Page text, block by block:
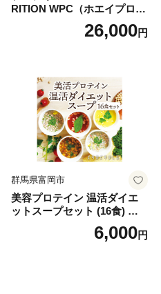
RITION WPC（ホエイプロテ
イン）＜プレーン＞ 900g｜
バズーカ岡田監修・植物由来
ロン [AIEN005]
26,000円
群馬県富岡市
美容プロテイン 温活ダイエ
ットスープセット (16食) 小
分け スープ 食べ比べ セット
詰合せ クラムチャウダー チ
6,000円